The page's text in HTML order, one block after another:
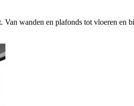
Van wanden en plafonds tot vloeren en